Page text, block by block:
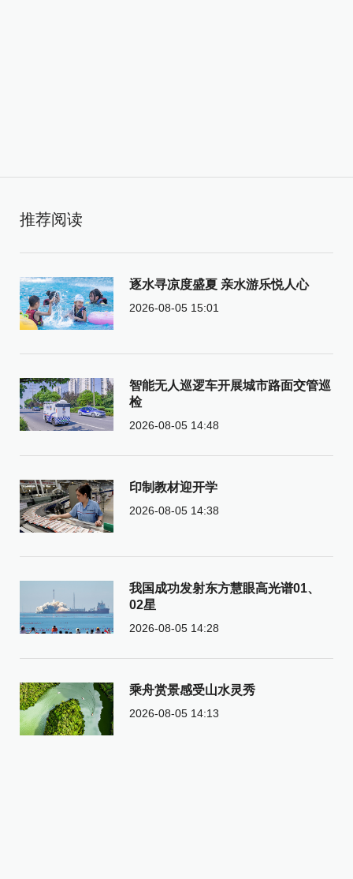
推荐阅读
逐水寻凉度盛夏 亲水游乐悦人心
2026-08-05 15:01
智能无人巡逻车开展城市路面交管巡
检
2026-08-05 14:48
印制教材迎开学
2026-08-05 14:38
我国成功发射东方慧眼高光谱01、
02星
2026-08-05 14:28
乘舟赏景感受山水灵秀
2026-08-05 14:13